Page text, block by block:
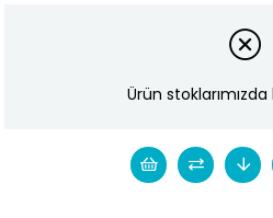
Ürün stoklarımızda